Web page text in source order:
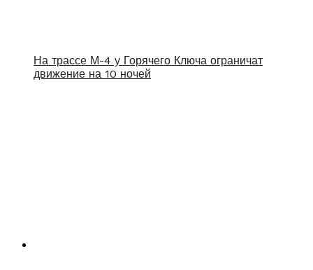
На трассе М-4 у Горячего Ключа ограничат
движение на 10 ночей